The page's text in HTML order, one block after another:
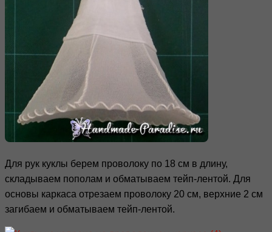
Для рук куклы берем проволоку по 18 см в длину,
складываем пополам и обматываем тейп-лентой. Для
основы каркаса отрезаем проволоку 20 см, верхние 2 см
загибаем и обматываем тейп-лентой.